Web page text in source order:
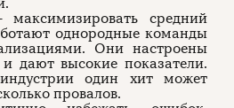
средний
однородные команды
Они настроены
дают высокие показатели.
один хит может
провалов.